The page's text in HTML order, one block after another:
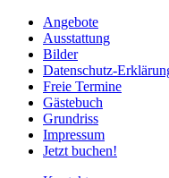
Angebote
Ausstattung
Bilder
Datenschutz-
Freie Termine
Gästebuch
Grundriss
Impressum
Jetzt buchen!